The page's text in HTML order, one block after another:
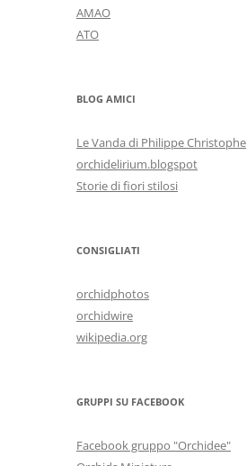
AMAO
ATO
BLOG AMICI
Le Vanda di Philippe Christophe
orchidelirium.blogspot
Storie di fiori stilosi
CONSIGLIATI
orchidphotos
orchidwire
wikipedia.org
GRUPPI SU FACEBOOK
Facebook gruppo "Orchidee"